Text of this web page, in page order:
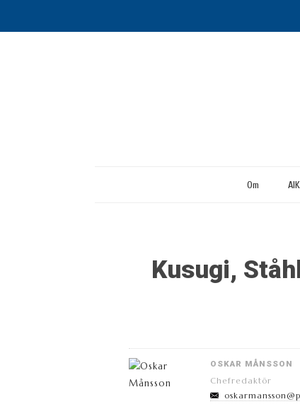
Om AIK
Kusugi,
OSKAR MÅNSSON
Chefredaktör